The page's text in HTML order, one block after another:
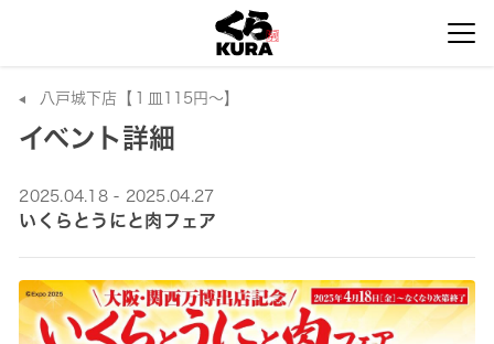
八戸城下店【１皿115円～】
イベント詳細
2025.04.18 - 2025.04.27
いくらとうにと肉フェア